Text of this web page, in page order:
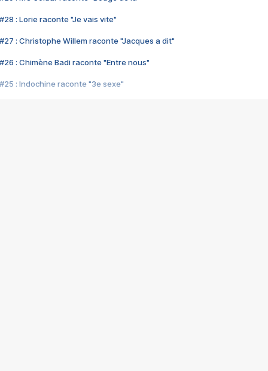
#28 : Lorie raconte "Je vais vite"
#27 : Christophe Willem raconte "Jacques a dit"
#26 : Chimène Badi raconte "Entre nous"
#25 : Indochine raconte "3e sexe"